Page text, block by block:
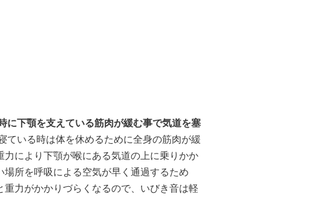
に下顎を支えている筋肉が緩む事で気道を塞
ている時は体を休めるために全身の筋肉が緩
により下顎が喉にある気道の上に乗りかか
所を呼吸による空気が早く通過するため
力がかかりづらくなるので、いびき音は軽